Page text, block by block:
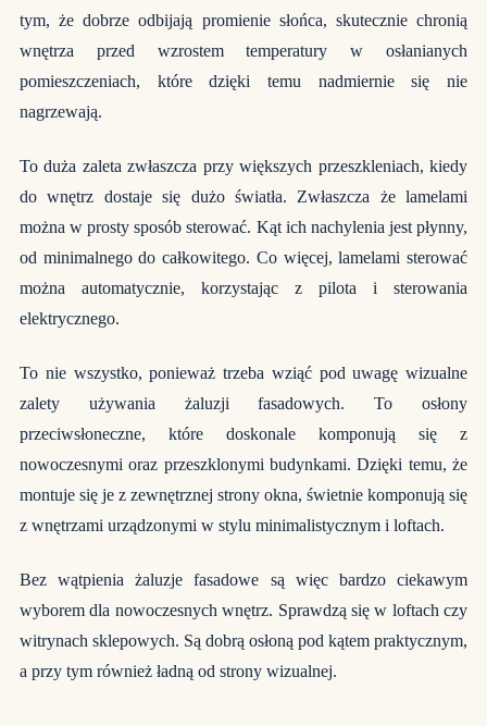
tym, że dobrze odbijają promienie słońca, skutecznie chronią
wnętrza przed wzrostem temperatury w osłanianych
pomieszczeniach, które dzięki temu nadmiernie się nie
nagrzewają.
To duża zaleta zwłaszcza przy większych przeszkleniach, kiedy
do wnętrz dostaje się dużo światła. Zwłaszcza że lamelami
można w prosty sposób sterować. Kąt ich nachylenia jest płynny,
od minimalnego do całkowitego. Co więcej, lamelami sterować
można automatycznie, korzystając z pilota i sterowania
elektrycznego.
To nie wszystko, ponieważ trzeba wziąć pod uwagę wizualne
zalety używania żaluzji fasadowych. To osłony
przeciwsłoneczne, które doskonale komponują się z
nowoczesnymi oraz przeszklonymi budynkami. Dzięki temu, że
montuje się je z zewnętrznej strony okna, świetnie komponują się
z wnętrzami urządzonymi w stylu minimalistycznym i loftach.
Bez wątpienia żaluzje fasadowe są więc bardzo ciekawym
wyborem dla nowoczesnych wnętrz. Sprawdzą się w loftach czy
witrynach sklepowych. Są dobrą osłoną pod kątem praktycznym,
a przy tym również ładną od strony wizualnej.